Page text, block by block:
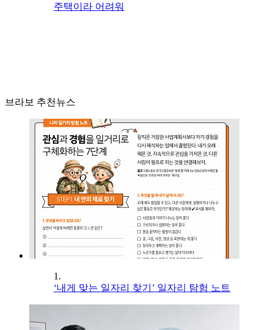
주택이라 어려워
브라보 추천뉴스
1.
‘내게 맞는 일자리 찾기’ 일자리 탐험 노트